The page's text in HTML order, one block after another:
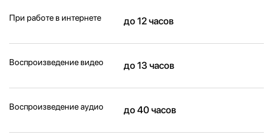
При работе в интернете до 12 часов
Воспроизведение видео до 13 часов
Воспроизведение аудио до 40 часов